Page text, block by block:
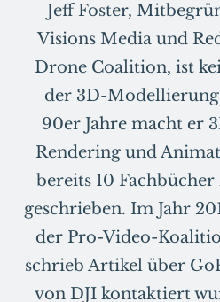
Jeff Foster,
Visions Media und
Drone Coalition, ist
der 3D-
90er Jahre macht er
Renderingund
bereits 10
geschrieben. Im Jahr
der Pro-Video-
schrieb Artikel über
von DJI kontaktiert